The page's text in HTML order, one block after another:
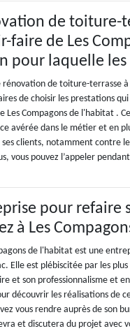
de toiture-
faire de Les
pour laquelle
rénovation de toiture-terrasse
de choisir les prestations
Les Compagons de l'habitat .
avérée dans le métier et en
clients, notamment contre
vous pouvez l’appeler
pour refaire
à Les
de l'habitat est une
Elle est plébiscitée par les
et son professionnalisme et
découvrir les réalisations de
vous rendre auprès de son
et discutera du projet avec